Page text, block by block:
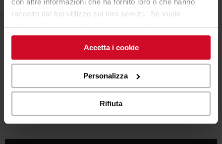
raccolto dal tuo utilizzo sui loro servizi. Se vuole
saperne di più o negare il consenso a tutti o ad alcuni
cookieclicchi qui. Il consenso può essere espresso
cliccando sul tasto “Accetta i cookie”. Se non vuole i
cookie di profilazione può negare il consenso sul tasto
Accetta i cookie
Personalizza
Rifiuta
PROGETTI COLLEGATI